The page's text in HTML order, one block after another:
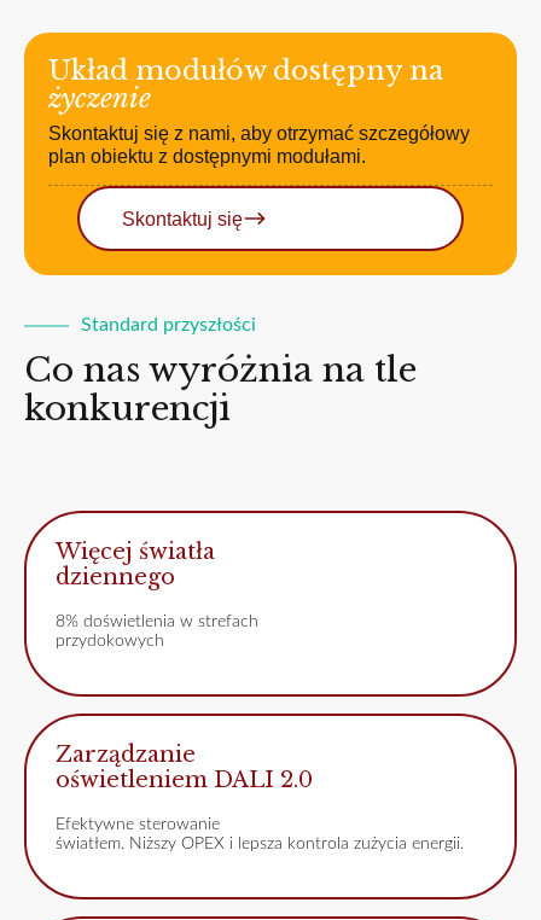
Układ modułów dostępny na
życzenie
Skontaktuj się z nami, aby otrzymać szczegółowy
plan obiektu z dostępnymi modułami.
Skontaktuj się
Standard przyszłości
Co nas wyróżnia na tle
konkurencji
Więcej światła
dziennego
8% doświetlenia w strefach
przydokowych
Zarządzanie
oświetleniem DALI 2.0
Efektywne sterowanie
światłem. Niższy OPEX i lepsza kontrola zużycia energii.